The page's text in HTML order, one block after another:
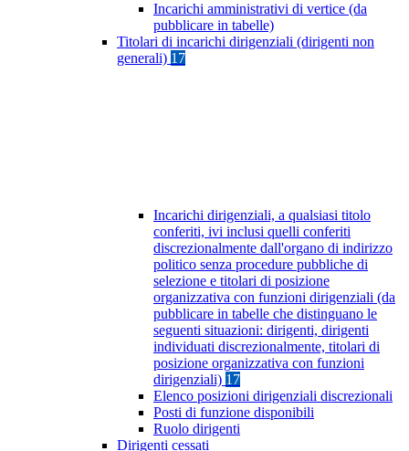
Incarichi amministrativi di vertice (da
pubblicare in tabelle)
Titolari di incarichi dirigenziali (dirigenti non
generali) 17
Incarichi dirigenziali, a qualsiasi titolo
conferiti, ivi inclusi quelli conferiti
discrezionalmente dall'organo di indirizzo
politico senza procedure pubbliche di
selezione e titolari di posizione
organizzativa con funzioni dirigenziali (da
pubblicare in tabelle che distinguano le
seguenti situazioni: dirigenti, dirigenti
individuati discrezionalmente, titolari di
posizione organizzativa con funzioni
dirigenziali) 17
Elenco posizioni dirigenziali discrezionali
Posti di funzione disponibili
Ruolo dirigenti
Dirigenti cessati